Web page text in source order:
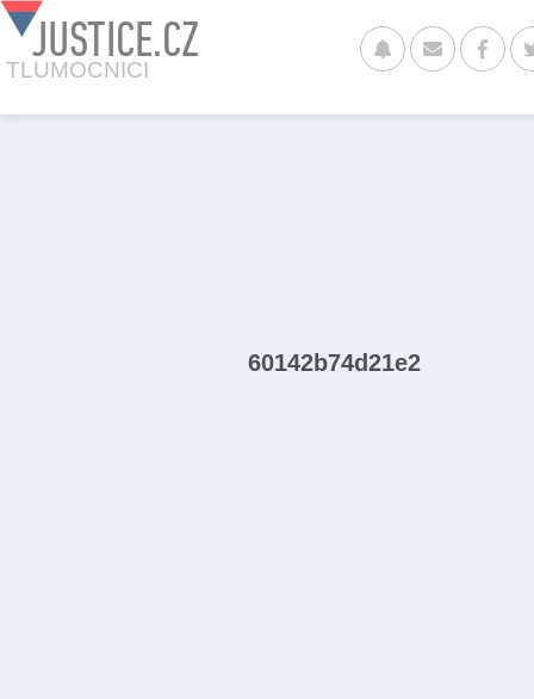
JUSTICE.CZ
TLUMOCNICI
60142b74d21e2